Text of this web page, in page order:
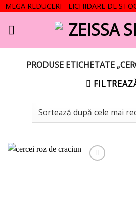
MEGA REDUCERI - LICHIDARE DE
PRODUSE ETICHETATE